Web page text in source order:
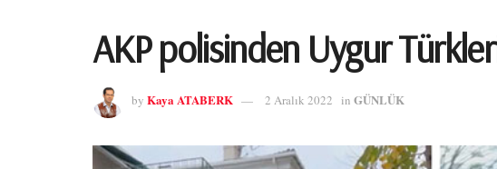
AKP polisinden Uygur
by Kaya ATABERK 2 Aralık 2022 in GÜNLÜK